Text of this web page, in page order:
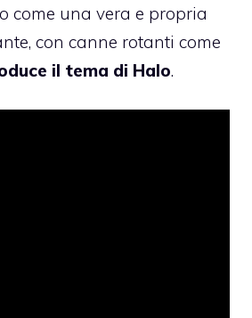
come una vera e propria
con canne rotanti come
il tema di Halo.